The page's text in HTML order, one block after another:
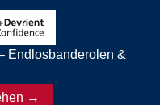
Endlosbanderolen &
→